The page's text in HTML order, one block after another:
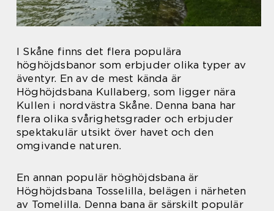
I Skåne finns det flera populära
höghöjdsbanor som erbjuder olika typer av
äventyr. En av de mest kända är
Höghöjdsbana Kullaberg, som ligger nära
Kullen i nordvästra Skåne. Denna bana har
flera olika svårighetsgrader och erbjuder
spektakulär utsikt över havet och den
omgivande naturen.
En annan populär höghöjdsbana är
Höghöjdsbana Tosselilla, belägen i närheten
av Tomelilla. Denna bana är särskilt populär